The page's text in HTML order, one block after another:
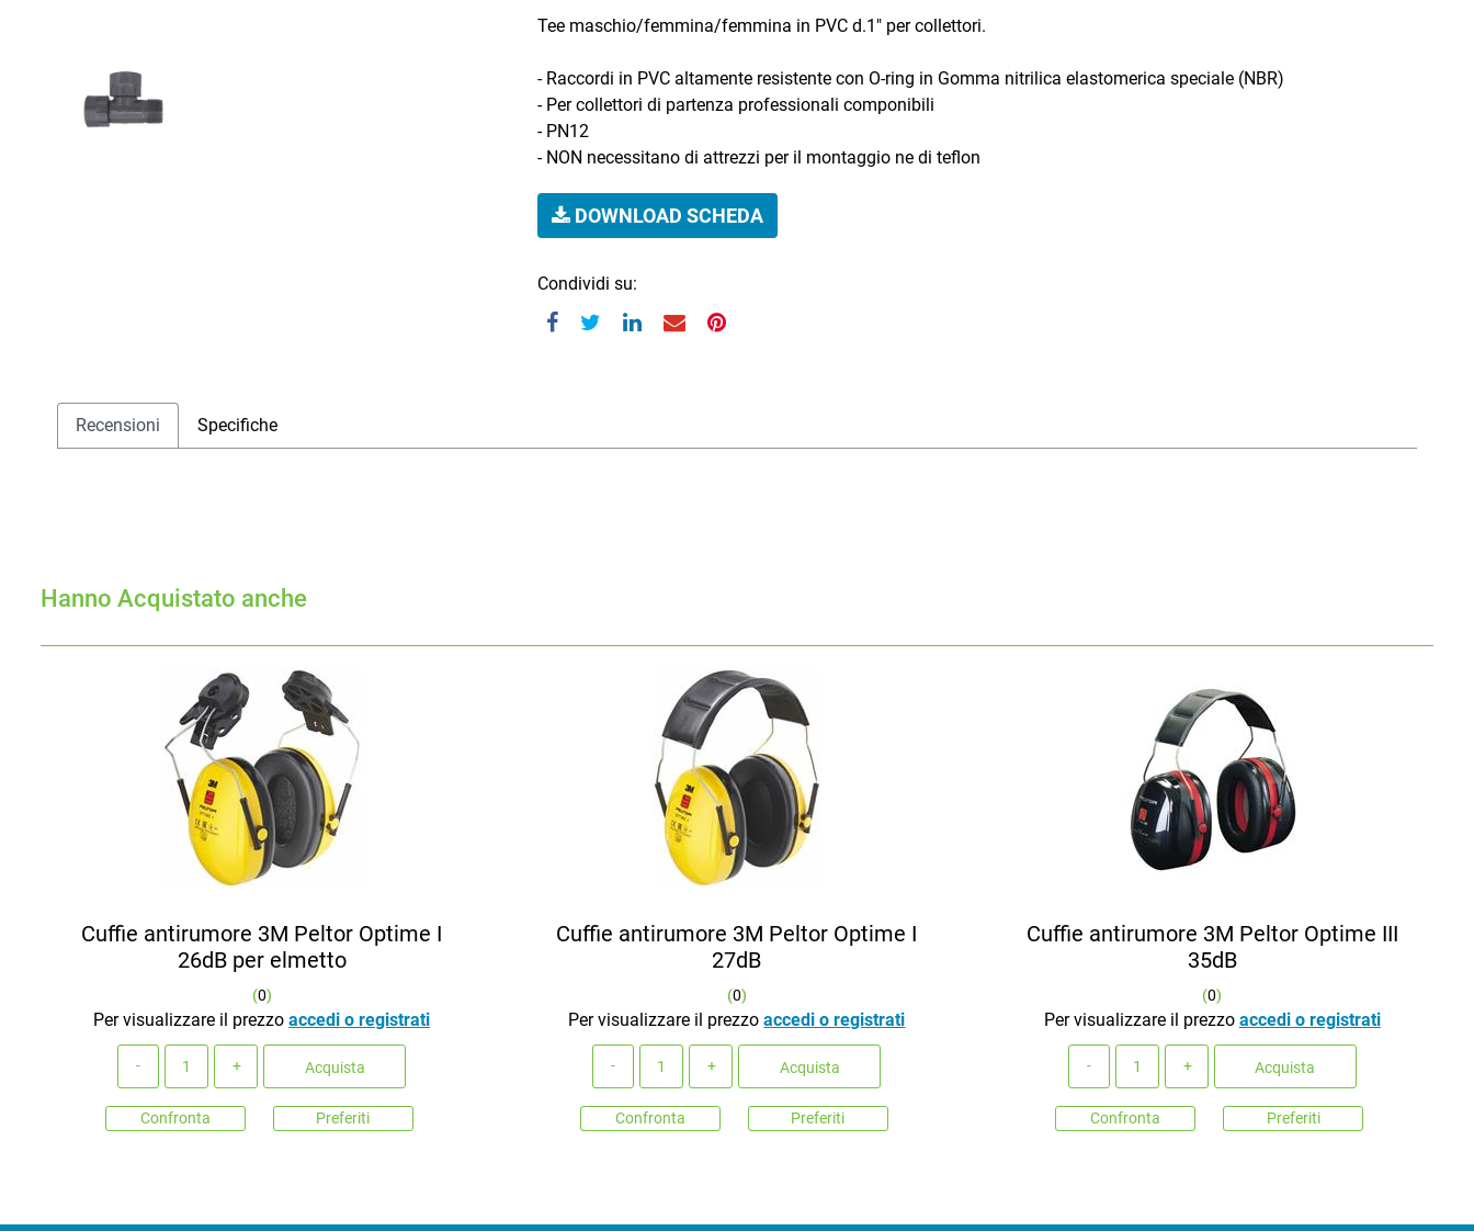
Tee maschio/femmina/femmina in PVC d.1" per collettori.
- Raccordi in PVC altamente resistente con O-ring in Gomma nitrilica elastomerica speciale (NBR)
- Per collettori di partenza professionali componibili
- PN12
- NON necessitano di attrezzi per il montaggio ne di teflon
DOWNLOAD SCHEDA
Condividi su:
Recensioni Specifiche
Hanno Acquistato anche
Cuffie antirumore 3M Peltor Optime I
26dB per elmetto
(0)
Per visualizzare il prezzoaccedi o registrati
Acquista
Confronta Preferiti
Cuffie antirumore 3M Peltor Optime I
27dB
(0)
Per visualizzare il prezzoaccedi o registrati
Acquista
Confronta Preferiti
Cuffie antirumore 3M Peltor Optime III
35dB
(0)
Per visualizzare il prezzo accedi o registrati
Acquista
Confronta Preferiti